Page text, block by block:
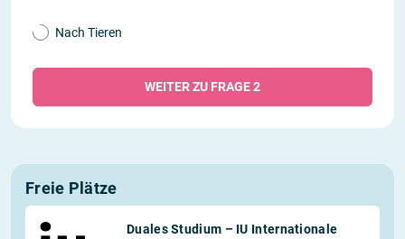
Nach Tieren
WEITER ZU FRAGE 2
Freie Plätze
Duales Studium – IU Internationale